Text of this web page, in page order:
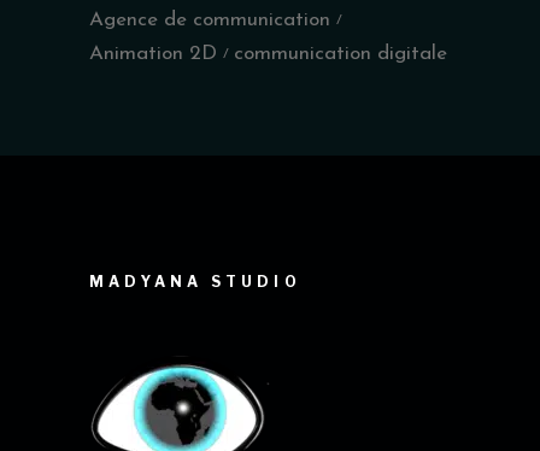
Agence de communication
Animation 2D
communication digitale
MADYANA STUDIO